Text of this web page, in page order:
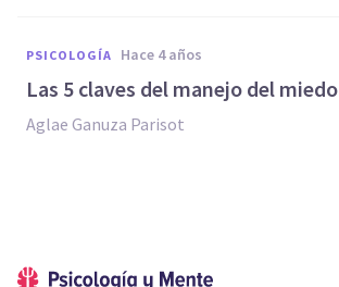
PSICOLOGÍA hace 4 años
Las 5 claves del manejo del miedo
Aglae Ganuza Parisot